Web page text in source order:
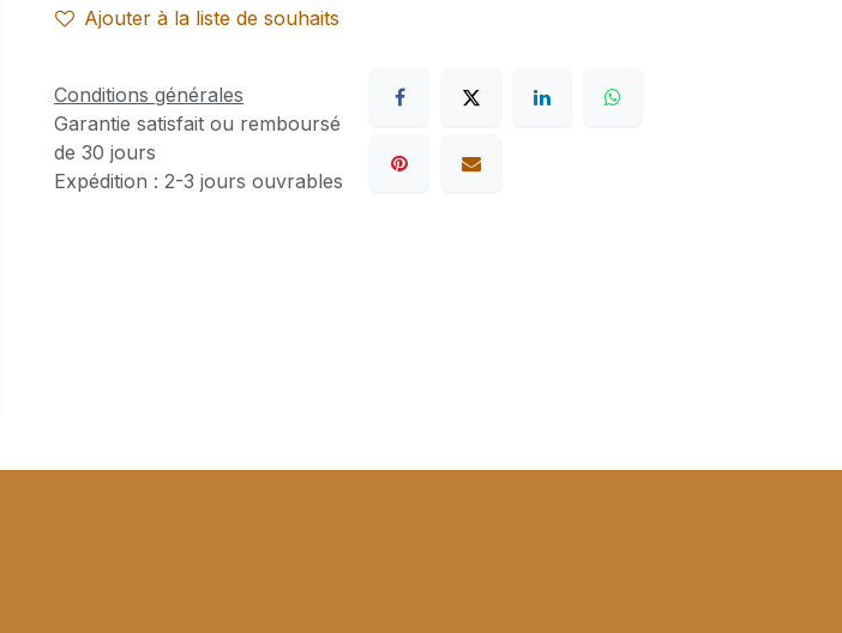
Ajouter à la liste de souhaits
Conditions générales
Garantie satisfait ou remboursé
de 30 jours
Expédition : 2-3 jours ouvrables